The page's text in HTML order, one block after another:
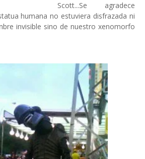
Scott...Se agradece
humana no estuviera disfrazada ni
invisible sino de nuestro xenomorfo